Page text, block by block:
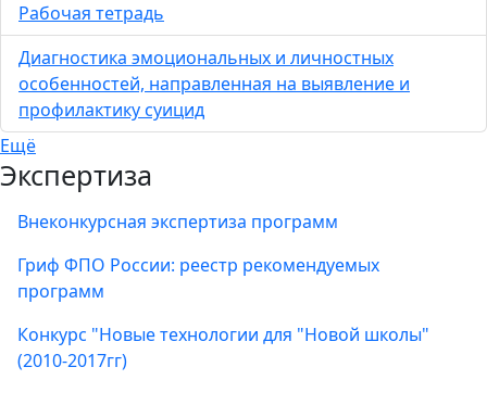
Рабочая тетрадь
Диагностика эмоциональных и личностных
особенностей, направленная на выявление и
профилактику суицид
Ещё
Экспертиза
Внеконкурсная экспертиза программ
Гриф ФПО России: реестр рекомендуемых
программ
Конкурс "Новые технологии для "Новой школы"
(2010-2017гг)